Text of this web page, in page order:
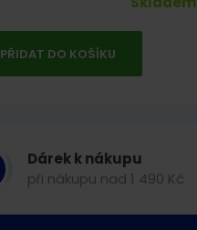
PŘIDAT DO KOŠÍKU
Dárek k nákupu
při nákupu nad 1 490 Kč